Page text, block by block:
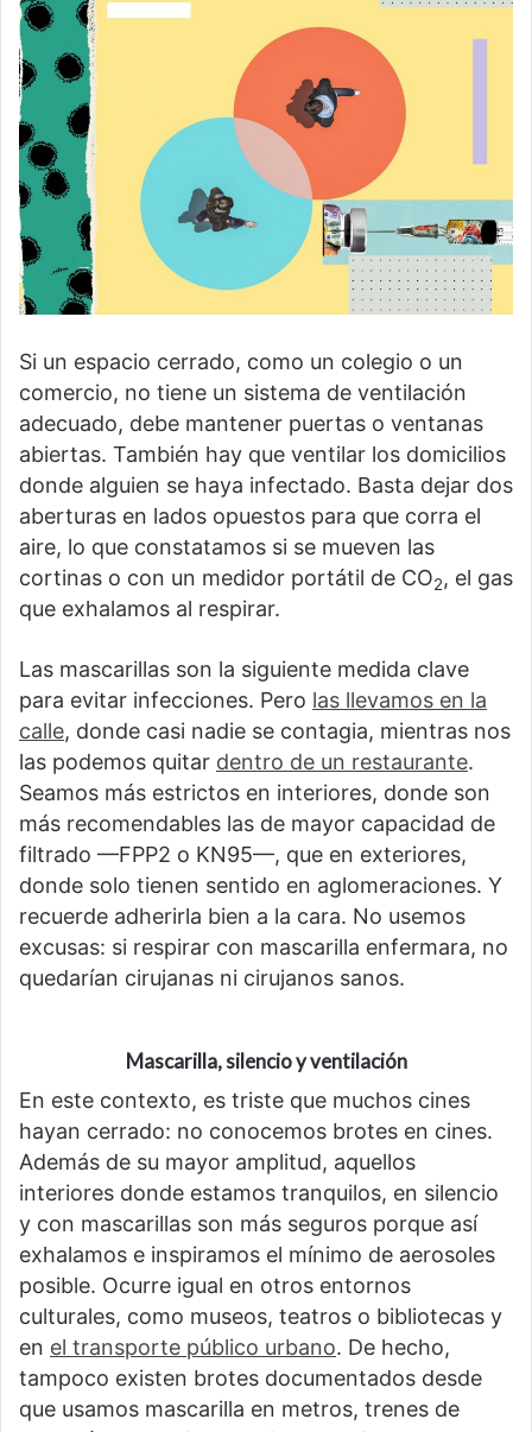
Si un espacio cerrado, como un colegio o un
comercio, no tiene un sistema de ventilación
adecuado, debe mantener puertas o ventanas
abiertas. También hay que ventilar los domicilios
donde alguien se haya infectado. Basta dejar dos
aberturas en lados opuestos para que corra el
aire, lo que constatamos si se mueven las
cortinas o con un medidor portátil de CO2, el gas
que exhalamos al respirar.
Las mascarillas son la siguiente medida clave
para evitar infecciones. Pero las llevamos en la
calle, donde casi nadie se contagia, mientras nos
las podemos quitar dentro de un restaurante.
Seamos más estrictos en interiores, donde son
más recomendables las de mayor capacidad de
filtrado —FPP2 o KN95—, que en exteriores,
donde solo tienen sentido en aglomeraciones. Y
recuerde adherirla bien a la cara. No usemos
excusas: si respirar con mascarilla enfermara, no
quedarían cirujanas ni cirujanos sanos.
Mascarilla, silencio y ventilación
En este contexto, es triste que muchos cines
hayan cerrado: no conocemos brotes en cines.
Además de su mayor amplitud, aquellos
interiores donde estamos tranquilos, en silencio
y con mascarillas son más seguros porque así
exhalamos e inspiramos el mínimo de aerosoles
posible. Ocurre igual en otros entornos
culturales, como museos, teatros o bibliotecas y
en el transporte público urbano. De hecho,
tampoco existen brotes documentados desde
que usamos mascarilla en metros, trenes de